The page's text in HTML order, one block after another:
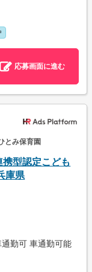
応募画面に進む
とみ保育園
携型認定こども
庫県
勤可 車通勤可能